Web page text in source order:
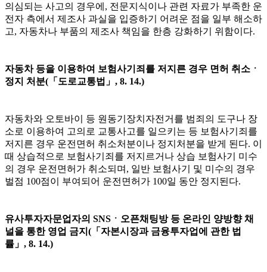
의심되는 사고의 경우에 , 전문지식이나 관련 자료가 부족한 운
전자 측에서 제조사 과실을 입증하기 어려운 점을 일부 해소하
고, 자동차나 부품의 제조사 책임을 한층 강화하기 위함이다.
자동차 등을 이용하여 보험사기죄를 저지른 경우 면허 취소 ㆍ
정지 처분( 「 도로교통법 」 , 8. 14.)
자동차와 오토바이 등 원동기장치자전거를 범죄의 도구나 장
소로 이용하여 고의로 교통사고를 일으키는 등 보험사기죄를
저지른 경우 운전면허 취소처분이나 정지처분을 받게 된다. 이
때 상습적으로 보험사기죄를 저지르거나 상습 보험사기 미수
의 경우 운전면허가 취소되며 , 일반 보험사기 및 미수의 경우
벌점 100점이 부여되어 운전면허가 100일 동안 정지된다.
유사투자자문업자의 SNS ㆍ 오픈채팅방 등 온라인 양방향 채
널을 통한 영업 금지 ( 「 자본시장과 금융투자업에 관한 법
률 」 , 8. 14.)